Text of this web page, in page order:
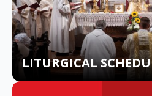
LITURGICAL